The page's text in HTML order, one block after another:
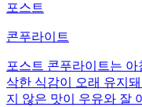
포스트
콘푸라이트
포스트 콘푸라이트는
삭한 식감이 오래 유지
지 않은 맛이 우유와 잘